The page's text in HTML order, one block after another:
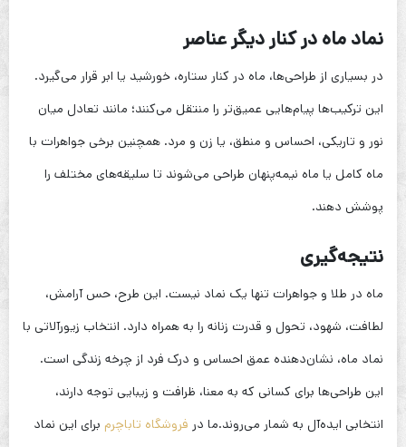
نماد ماه در کنار دیگر عناصر
در بسیاری از طراحی‌ها، ماه در کنار ستاره، خورشید یا ابر قرار می‌گیرد.
این ترکیب‌ها پیام‌هایی عمیق‌تر را منتقل می‌کنند؛ مانند تعادل میان
نور و تاریکی، احساس و منطق، یا زن و مرد. همچنین برخی جواهرات با
ماه کامل یا ماه نیمه‌پنهان طراحی می‌شوند تا سلیقه‌های مختلف را
پوشش دهند.
نتیجه‌گیری
ماه در طلا و جواهرات تنها یک نماد نیست. این طرح، حس آرامش،
لطافت، شهود، تحول و قدرت زنانه را به همراه دارد. انتخاب زیورآلاتی با
نماد ماه، نشان‌دهنده عمق احساس و درک فرد از چرخه زندگی است.
این طراحی‌ها برای کسانی که به معنا، ظرافت و زیبایی توجه دارند،
انتخابی ایده‌آل به شمار می‌روند.ما در فروشگاه تاباچرم برای این نماد